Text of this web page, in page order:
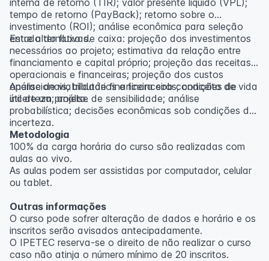
tempo de retorno (PayBack); retorno sobre o
investimento (ROI); análise econômica para seleção
entre alternativas.
Estudo do fluxo de caixa: projeção dos investimentos
necessários ao projeto; estimativa da relação entre
financiamento e capital próprio; projeção das receitas
operacionais e financeiras; projeção dos custos
operacionais, tributários e financeiros; conceito de vida
útil de um projeto.
Análise de viabilidade financeira sob condições de
incerteza; análise de sensibilidade; análise
probabilística; decisões econômicas sob condições de
incerteza.
Metodologia
100% da carga horária do curso são realizadas com
aulas ao vivo.
As aulas podem ser assistidas por computador, celular
ou tablet.
Outras informações
O curso pode sofrer alteração de dados e horário e os
inscritos serão avisados ​​antecipadamente.
O IPETEC reserva-se o direito de não realizar o curso
caso não atinja o número mínimo de 20 inscritos.